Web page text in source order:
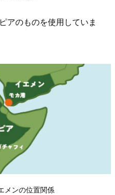
アのものを使用していま
メンの位置関係